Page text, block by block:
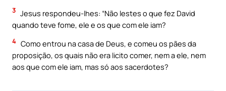
3 Jesus respondeu-lhes: “Não lestes o que fez David
quando teve fome, ele e os que com ele iam?
4 Como entrou na casa de Deus, e comeu os pães da
proposição, os quais não era licito comer, nem a ele, nem
aos que com ele iam, mas só aos sacerdotes?